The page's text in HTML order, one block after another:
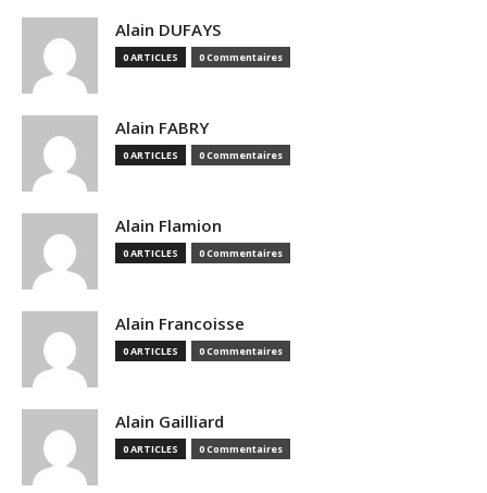
Alain DUFAYS
0 ARTICLES 0 Commentaires
Alain FABRY
0 ARTICLES 0 Commentaires
Alain Flamion
0 ARTICLES 0 Commentaires
Alain Francoisse
0 ARTICLES 0 Commentaires
Alain Gailliard
0 ARTICLES 0 Commentaires